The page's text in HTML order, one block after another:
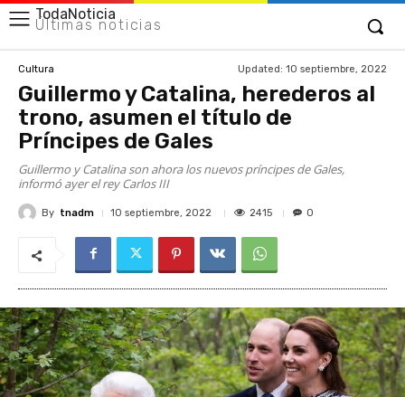
TodaNoticia
Últimas noticias
Cultura Updated: 10 septiembre, 2022
Guillermo y Catalina, herederos al
trono, asumen el título de
Príncipes de Gales
Guillermo y Catalina son ahora los nuevos príncipes de Gales,
informó ayer el rey Carlos III
By tnadm 10 septiembre, 2022 2415 0